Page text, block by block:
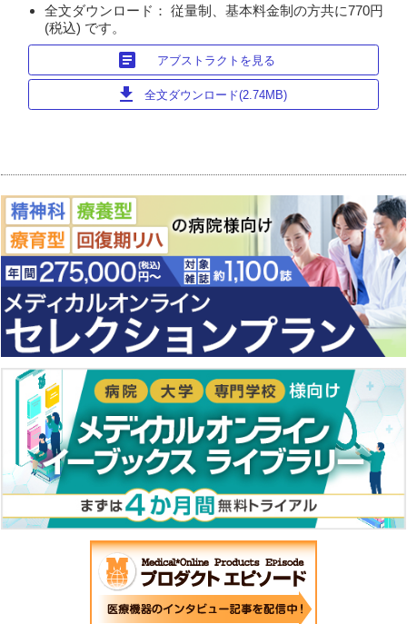
全文ダウンロード： 従量制、基本料金制の方共に770円
(税込) です。
article アブストラクトを見る
download 全文ダウンロード(2.74MB)